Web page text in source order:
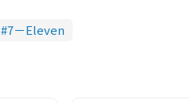
7－Eleven